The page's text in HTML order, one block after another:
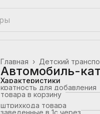
Детский
Главная ›
Автомобиль-
Характеристики
кратность для добавления
товара в корзину
штрихкода товара
заведенные в 1с через